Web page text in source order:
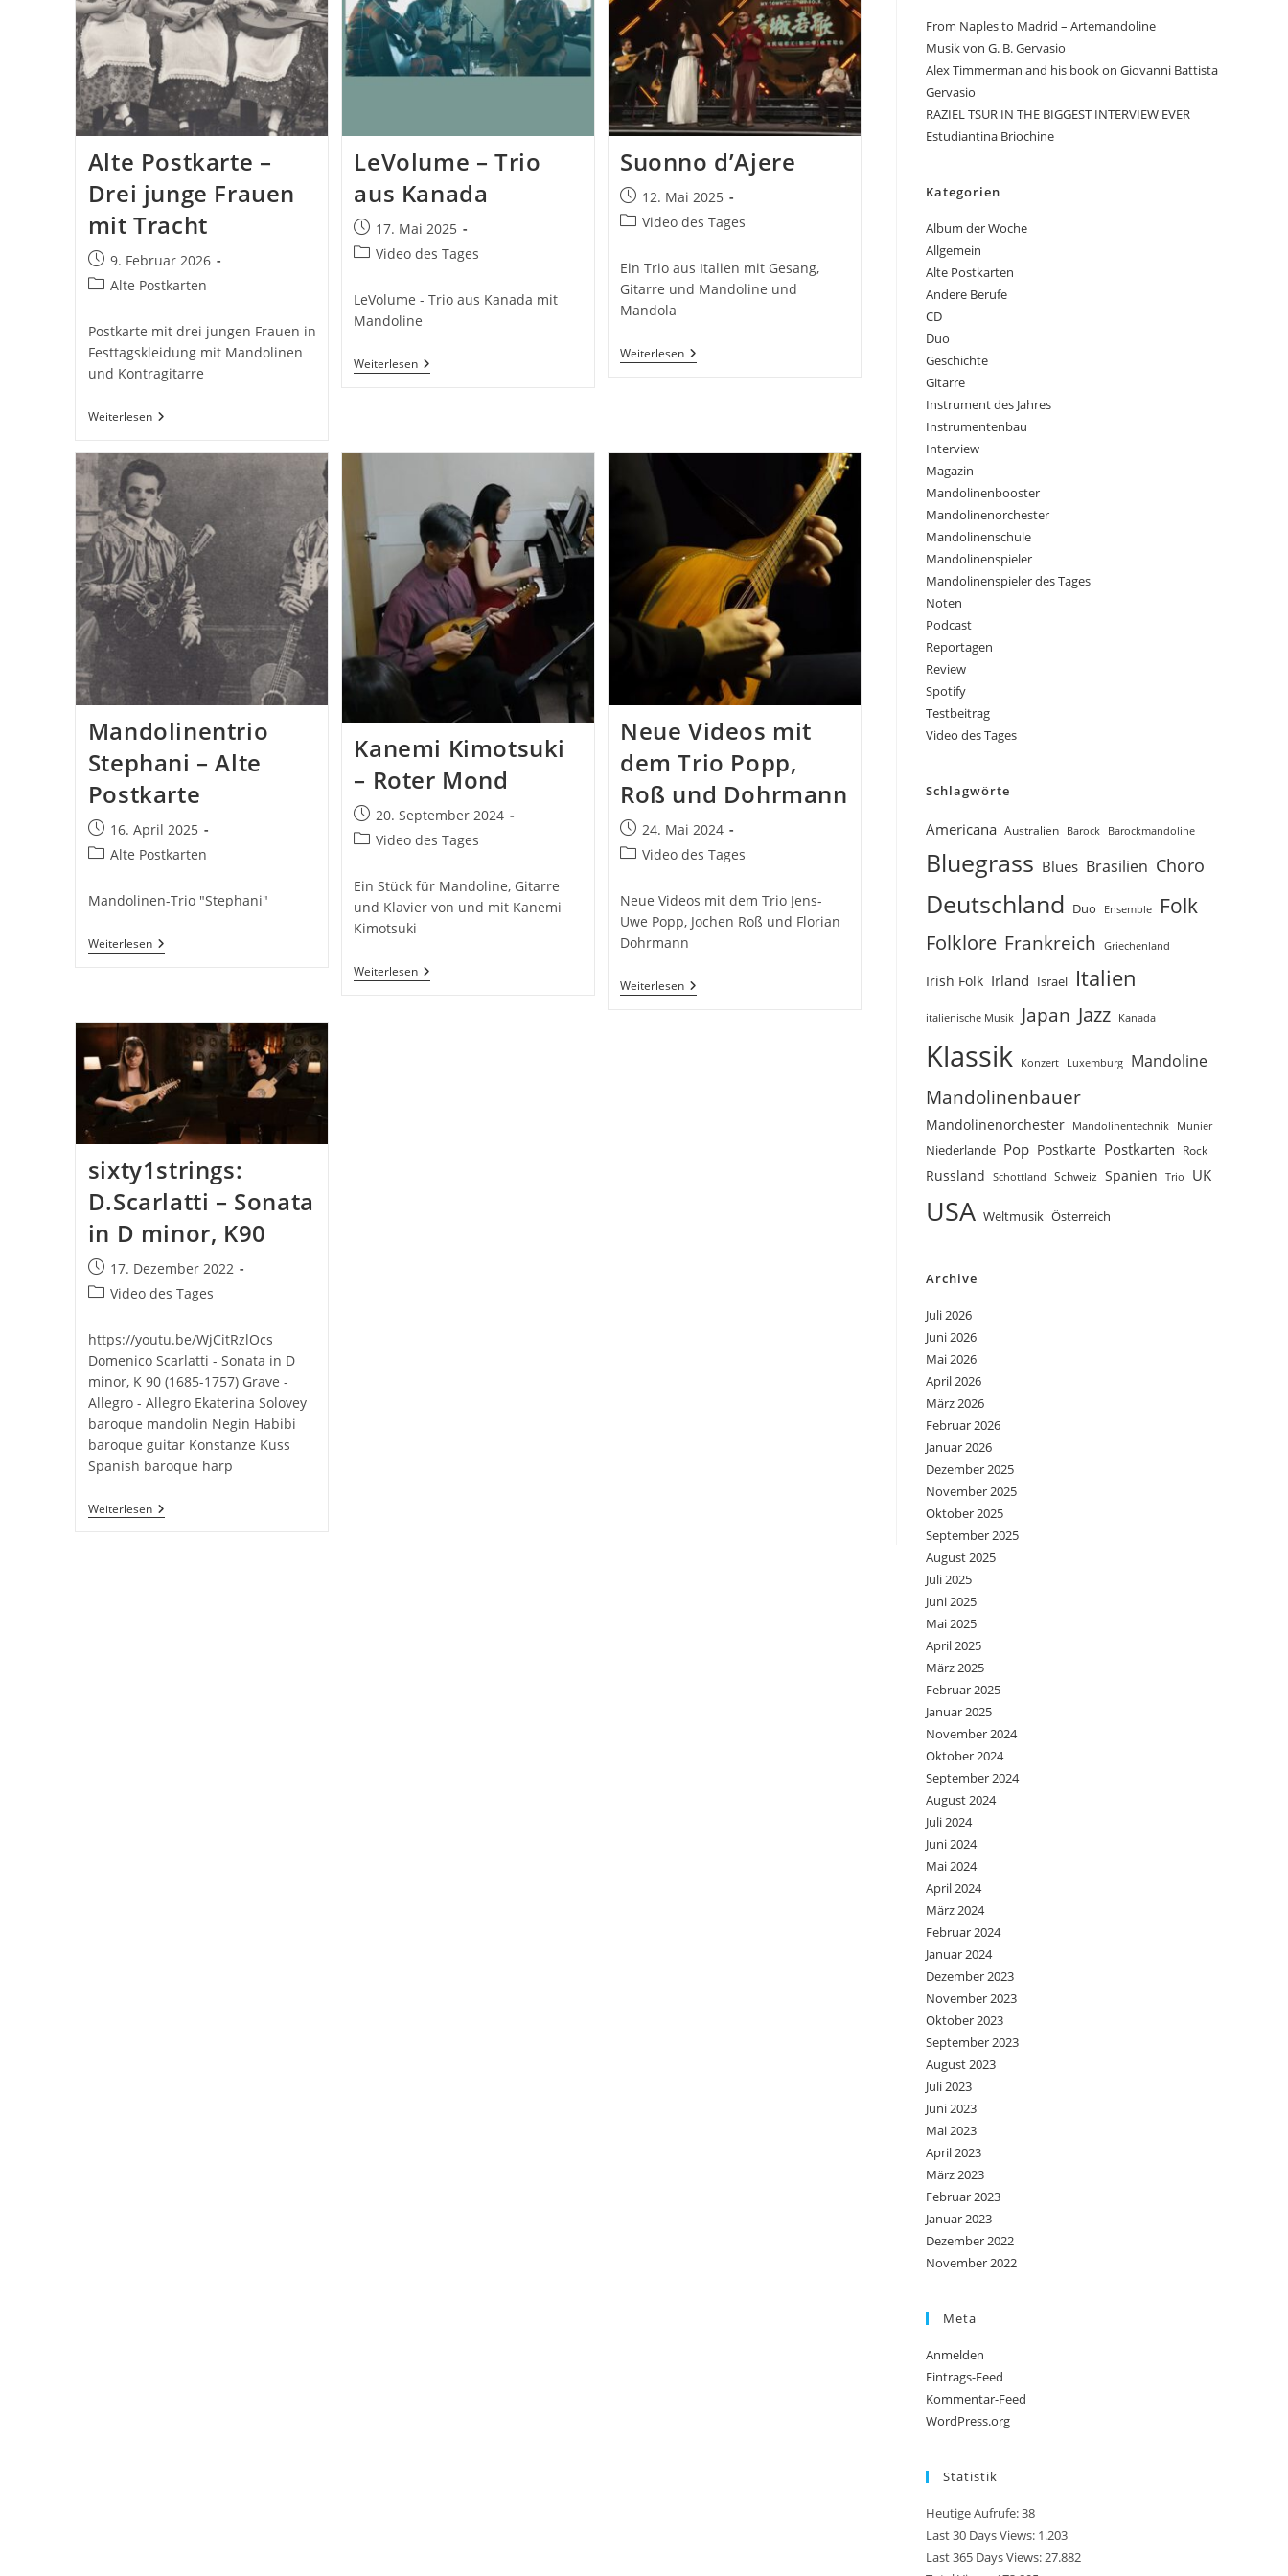
Alte Postkarte –
Drei junge Frauen
mit Tracht
Beitrag
veröffentlicht:
9. Februar 2026
Beitrags-
Alte Postkarten
Postkarte mit drei jungen Frauen in
Festtagskleidung mit Mandolinen
und Kontragitarre
WeiterlesenAlte
Postkarte
Drei
Junge
Frauen
Mit
Tracht
LeVolume – Trio
aus Kanada
Beitrag
veröffentlicht:
17. Mai 2025
Beitrags-
Video des Tages
LeVolume - Trio aus Kanada mit
Mandoline
WeiterlesenLeVolume
–
Suonno d’Ajere
Beitrag
veröffentlicht:
12. Mai 2025
Beitrags-
Video des Tages
Ein Trio aus Italien mit Gesang,
Gitarre und Mandoline und
Mandola
WeiterlesenSuonno
D’Ajere
Mandolinentrio
Stephani – Alte
Postkarte
Beitrag
veröffentlicht:
16. April 2025
Beitrags-
Alte Postkarten
Mandolinen-Trio "Stephani"
WeiterlesenMandolinentrio
Stephani
Kanemi Kimotsuki
– Roter Mond
Beitrag
veröffentlicht:
20. September 2024
Beitrags-
Video des Tages
Ein Stück für Mandoline, Gitarre
und Klavier von und mit Kanemi
Kimotsuki
WeiterlesenKanemi
Kimotsuki
Neue Videos mit
dem Trio Popp,
Roß und Dohrmann
Beitrag
veröffentlicht:
24. Mai 2024
Beitrags-
Video des Tages
Neue Videos mit dem Trio Jens-
Uwe Popp, Jochen Roß und Florian
Dohrmann
WeiterlesenNeue
Videos
sixty1strings:
D.Scarlatti – Sonata
in D minor, K90
Beitrag
veröffentlicht:
17. Dezember 2022
Beitrags-
Video des Tages
https://youtu.be/WjCitRzlOcs
Domenico Scarlatti - Sonata in D
minor, K 90 (1685-1757) Grave -
Allegro - Allegro Ekaterina Solovey
baroque mandolin Negin Habibi
baroque guitar Konstanze Kuss
Spanish baroque harp
WeiterlesenSixty1strings:
D.Scarlatti
From Naples to Madrid – Artemandoline
Musik von G. B. Gervasio
Alex Timmerman and his book on Giovanni Battista
Gervasio
RAZIEL TSUR IN THE BIGGEST INTERVIEW EVER
Estudiantina Briochine
Kategorien
Album der Woche
Allgemein
Alte Postkarten
Andere Berufe
CD
Duo
Geschichte
Gitarre
Instrument des Jahres
Instrumentenbau
Interview
Magazin
Mandolinenbooster
Mandolinenorchester
Mandolinenschule
Mandolinenspieler
Mandolinenspieler des Tages
Noten
Podcast
Reportagen
Review
Spotify
Testbeitrag
Video des Tages
Schlagwörte
Americana Australien Barock Barockmandoline
Bluegrass Blues Brasilien Choro
Deutschland Duo Ensemble Folk
Folklore Frankreich Griechenland
Irish Folk Irland Israel Italien
italienische Musik Japan Jazz Kanada
Klassik Konzert Luxemburg Mandoline
Mandolinenbauer
Mandolinenorchester Mandolinentechnik Munier
Niederlande Pop Postkarte Postkarten Rock
Russland Schottland Schweiz Spanien Trio UK
USA Weltmusik Österreich
Archive
Juli 2026
Juni 2026
Mai 2026
April 2026
März 2026
Februar 2026
Januar 2026
Dezember 2025
November 2025
Oktober 2025
September 2025
August 2025
Juli 2025
Juni 2025
Mai 2025
April 2025
März 2025
Februar 2025
Januar 2025
November 2024
Oktober 2024
September 2024
August 2024
Juli 2024
Juni 2024
Mai 2024
April 2024
März 2024
Februar 2024
Januar 2024
Dezember 2023
November 2023
Oktober 2023
September 2023
August 2023
Juli 2023
Juni 2023
Mai 2023
April 2023
März 2023
Februar 2023
Januar 2023
Dezember 2022
November 2022
Meta
Anmelden
Eintrags-Feed
Kommentar-Feed
WordPress.org
Statistik
Heutige Aufrufe:38
Last 30 Days Views: 1.203
Last 365 Days Views:27.882